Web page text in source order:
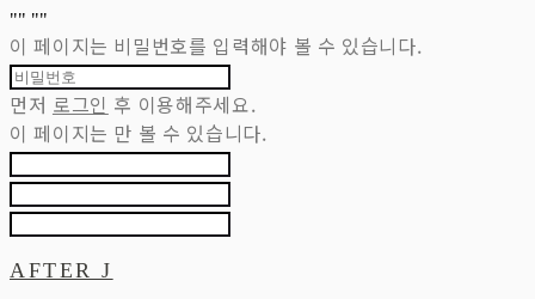
"" ""
이 페이지는 비밀번호를 입력해야 볼 수 있습니다.
먼저 로그인 후 이용해주세요.
이 페이지는 만 볼 수 있습니다.
AFTER J